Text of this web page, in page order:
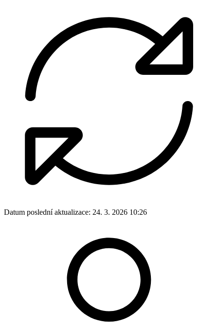
Datum poslední aktualizace: 24. 3. 2026 10:26